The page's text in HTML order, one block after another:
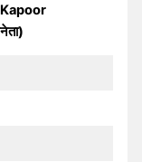
Kapoor